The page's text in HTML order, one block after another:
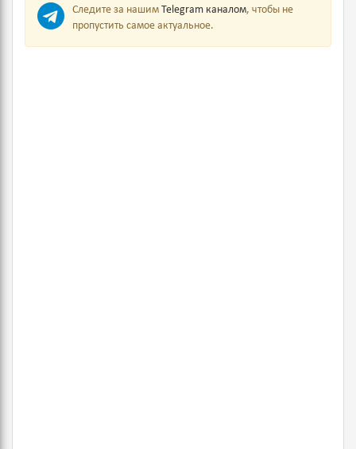
Следите за нашим Telegram каналом, чтобы не
пропустить самое актуальное.